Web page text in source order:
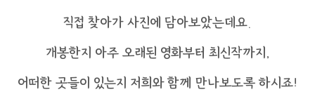
직접 찾아가 사진에 담아보았는데요.
개봉한지 아주 오래된 영화부터 최신작까지,
어떠한 곳들이 있는지 저희와 함께 만나보도록 하시죠!